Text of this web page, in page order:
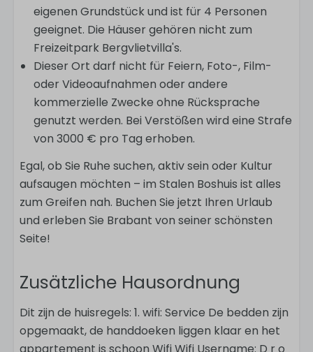
eigenen Grundstück und ist für 4 Personen
geeignet. Die Häuser gehören nicht zum
Freizeitpark Bergvlietvilla's.
Dieser Ort darf nicht für Feiern, Foto-, Film-
oder Videoaufnahmen oder andere
kommerzielle Zwecke ohne Rücksprache
genutzt werden. Bei Verstößen wird eine Strafe
von 3000 € pro Tag erhoben.
Egal, ob Sie Ruhe suchen, aktiv sein oder Kultur
aufsaugen möchten – im Stalen Boshuis ist alles
zum Greifen nah. Buchen Sie jetzt Ihren Urlaub
und erleben Sie Brabant von seiner schönsten
Seite!
Zusätzliche Hausordnung
Dit zijn de huisregels: 1. wifi: Service De bedden zijn
opgemaakt, de handdoeken liggen klaar en het